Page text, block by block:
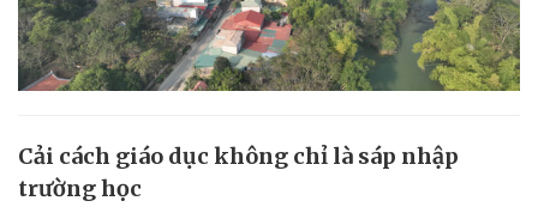
Cải cách giáo dục không chỉ là sáp nhập
trường học